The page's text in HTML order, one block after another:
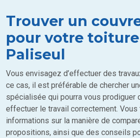
Trouver un
pour votre toiture
Paliseul
Vous envisagez d’effectuer des
ce cas, il est préférable de chercher
spécialisée qui pourra vous prodiguer
effectuer le travail correctement.
informations sur la manière de
propositions, ainsi que des conseils